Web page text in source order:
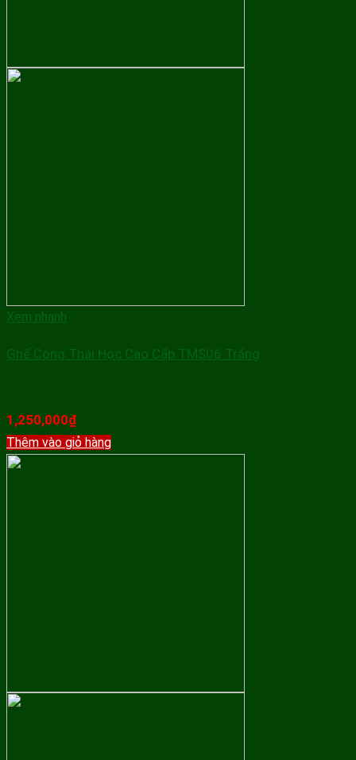
Xem nhanh
Ghế Công Thái Học Cao Cấp TMS06 Trắng
1,250,000₫
Thêm vào giỏ hàng